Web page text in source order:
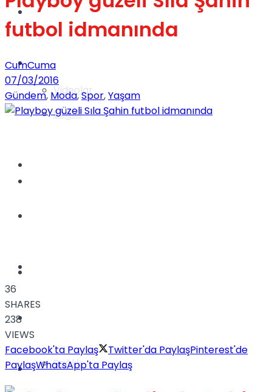
Videolar
Sağlık
Gündem
Yaşam
Sağlık
Müzik
futbol idmanında
CumCuma
07/03/2016
Gündem, Moda,Spor,Yaşam
36
SHARES
238
VIEWS
Facebook'ta Paylaş
Twitter'da PaylaşPinterest'de
PaylaşWhatsApp'ta Paylaş